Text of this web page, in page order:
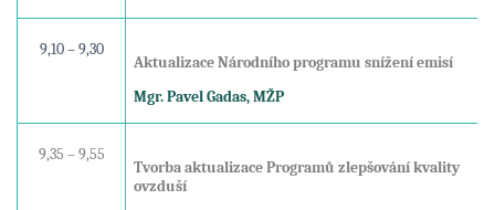
9,10 – 9,30
Aktualizace Národního programu snížení emisí
Mgr. Pavel Gadas, MŽP
9,35 – 9,55
Tvorba aktualizace Programů zlepšování kvality
ovzduší